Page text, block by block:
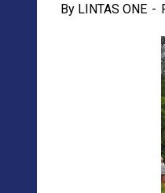
By LINTAS ONE